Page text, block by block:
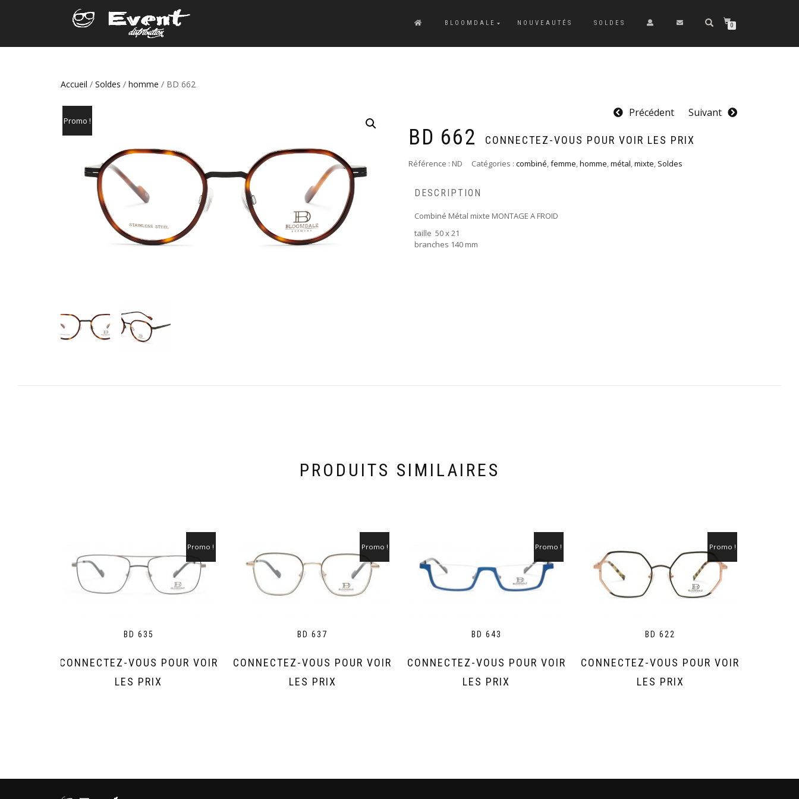
BLOOMDALE NOUVEAUTÉS SOLDES 0
Accueil / Soldes / homme / BD 662
Promo !
Précédent Suivant
BD 662 CONNECTEZ-VOUS POUR VOIR LES PRIX
Référence : ND Catégories : combiné,femme,homme,métal,mixte, Soldes
DESCRIPTION
Combiné Métal mixte MONTAGE A FROID
taille 50 x 21
branches 140 mm
PRODUITS SIMILAIRES
BD 635
Promo !
CONNECTEZ-VOUS POUR VOIR
LES PRIX
BD 637
Promo !
CONNECTEZ-VOUS POUR VOIR
LES PRIX
BD 643
Promo !
CONNECTEZ-VOUS POUR VOIR
LES PRIX
BD 622
Promo !
CONNECTEZ-VOUS POUR VOIR
LES PRIX